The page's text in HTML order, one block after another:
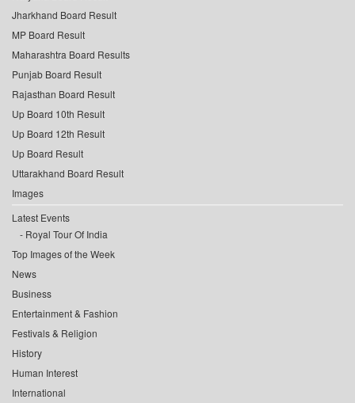
Jharkhand Board Result
MP Board Result
Maharashtra Board Results
Punjab Board Result
Rajasthan Board Result
Up Board 10th Result
Up Board 12th Result
Up Board Result
Uttarakhand Board Result
Images
Latest Events
Royal Tour Of India
Top Images of the Week
News
Business
Entertainment & Fashion
Festivals & Religion
History
Human Interest
International